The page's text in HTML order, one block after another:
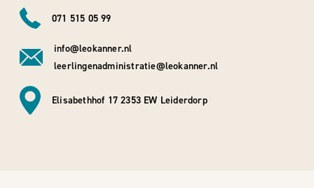
071 515 05 99
info@leokanner.nl
leerlingenadministratie@leokanner.nl
Elisabethhof 17 2353 EW Leiderdorp